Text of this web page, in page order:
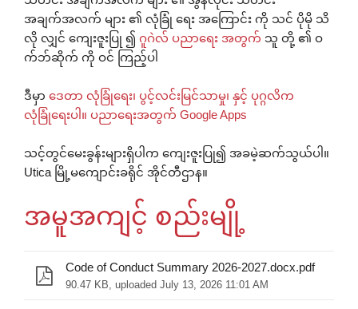
အချက်အလက် များ ၏ လုံခြုံ ရေး အကြောင်း ကို သင် ပိုမို သိ
လို လျှင် ကျေးဇူးပြု ၍ ဂူဂဲလ် ပညာရေး အတွက် သူ တို့ ၏ ဝ
က်ဘ်ဆိုက် ကို ဝင် ကြည့်ပါ
ဒီမှာ ဒေတာ လုံခြုံရေး၊ ပွင့်လင်းမြင်သာမှု၊ နှင့် ပုဂ္ဂလိက
လုံခြုံရေးပါ။ ပညာရေးအတွက် Google Apps
သင့်တွင်မေးခွန်းများရှိပါက ကျေးဇူးပြု၍ အခမဲ့ဆက်သွယ်ပါ။
Utica မြို့မကျောင်းခရိုင် အိုင်တီဌာန။
အမူအကျင့် စည်းမျို့
Code of Conduct Summary 2026-2027.docx.pdf
90.47 KB, uploaded July 13, 2026 11:01 AM